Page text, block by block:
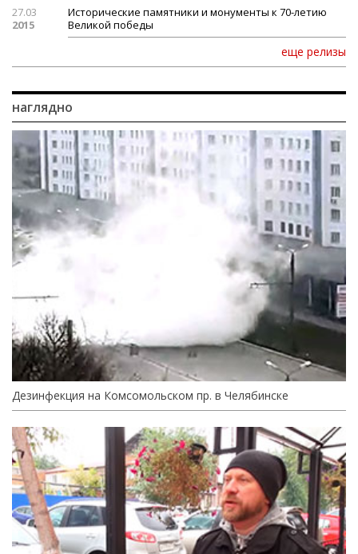
27.03
2015
Исторические памятники и монументы к 70-летию
Великой победы
еще релизы
наглядно
Дезинфекция на Комсомольском пр. в Челябинске